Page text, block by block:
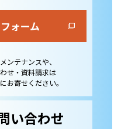
ォーム
ンテナンスや、
せ・資料請求は
お寄せください。
い合わせ